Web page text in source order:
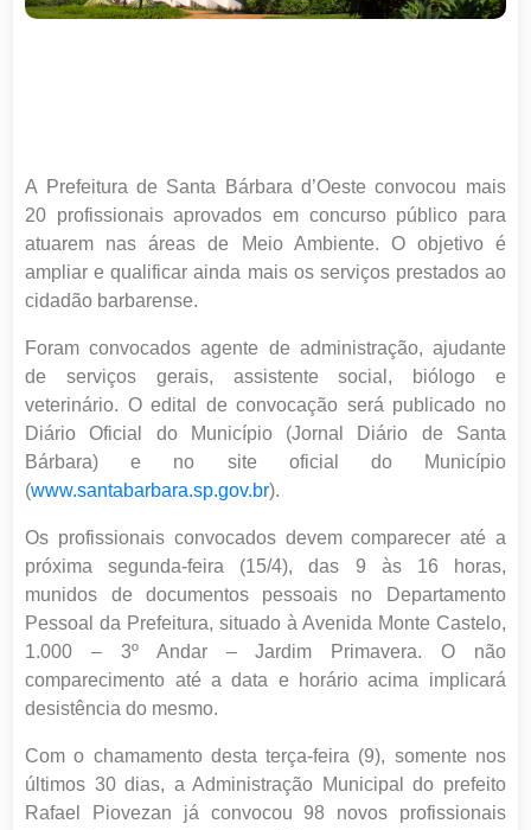
A Prefeitura de Santa Bárbara d’Oeste convocou mais
20 profissionais aprovados em concurso público para
atuarem nas áreas de
Meio Ambiente. O objetivo é
ampliar e qualificar ainda mais os serviços prestados ao
cidadão barbarense.
Foram convocadosagente de administração, ajudante
de serviços gerais, assistente social, biólogo e
veterinário. O edital de convocação será publicado no
Diário Oficial do Município (Jornal Diário de Santa
Bárbara) e no site oficial do Município
(www.santabarbara.sp.gov.br).
Os profissionais convocados devem comparecer até a
próxima segunda-feira (15/4), das 9 às 16 horas,
munidos de documentos pessoais no Departamento
Pessoal da Prefeitura, situado à Avenida Monte Castelo,
1.000 – 3º Andar – Jardim Primavera. O não
comparecimento até a data e horário acima implicará
desistência do mesmo.
Com o chamamento desta terça-feira (9), somente nos
últimos 30 dias, a Administração Municipaldo prefeito
Rafael Piovezan já convocou 98 novos profissionais